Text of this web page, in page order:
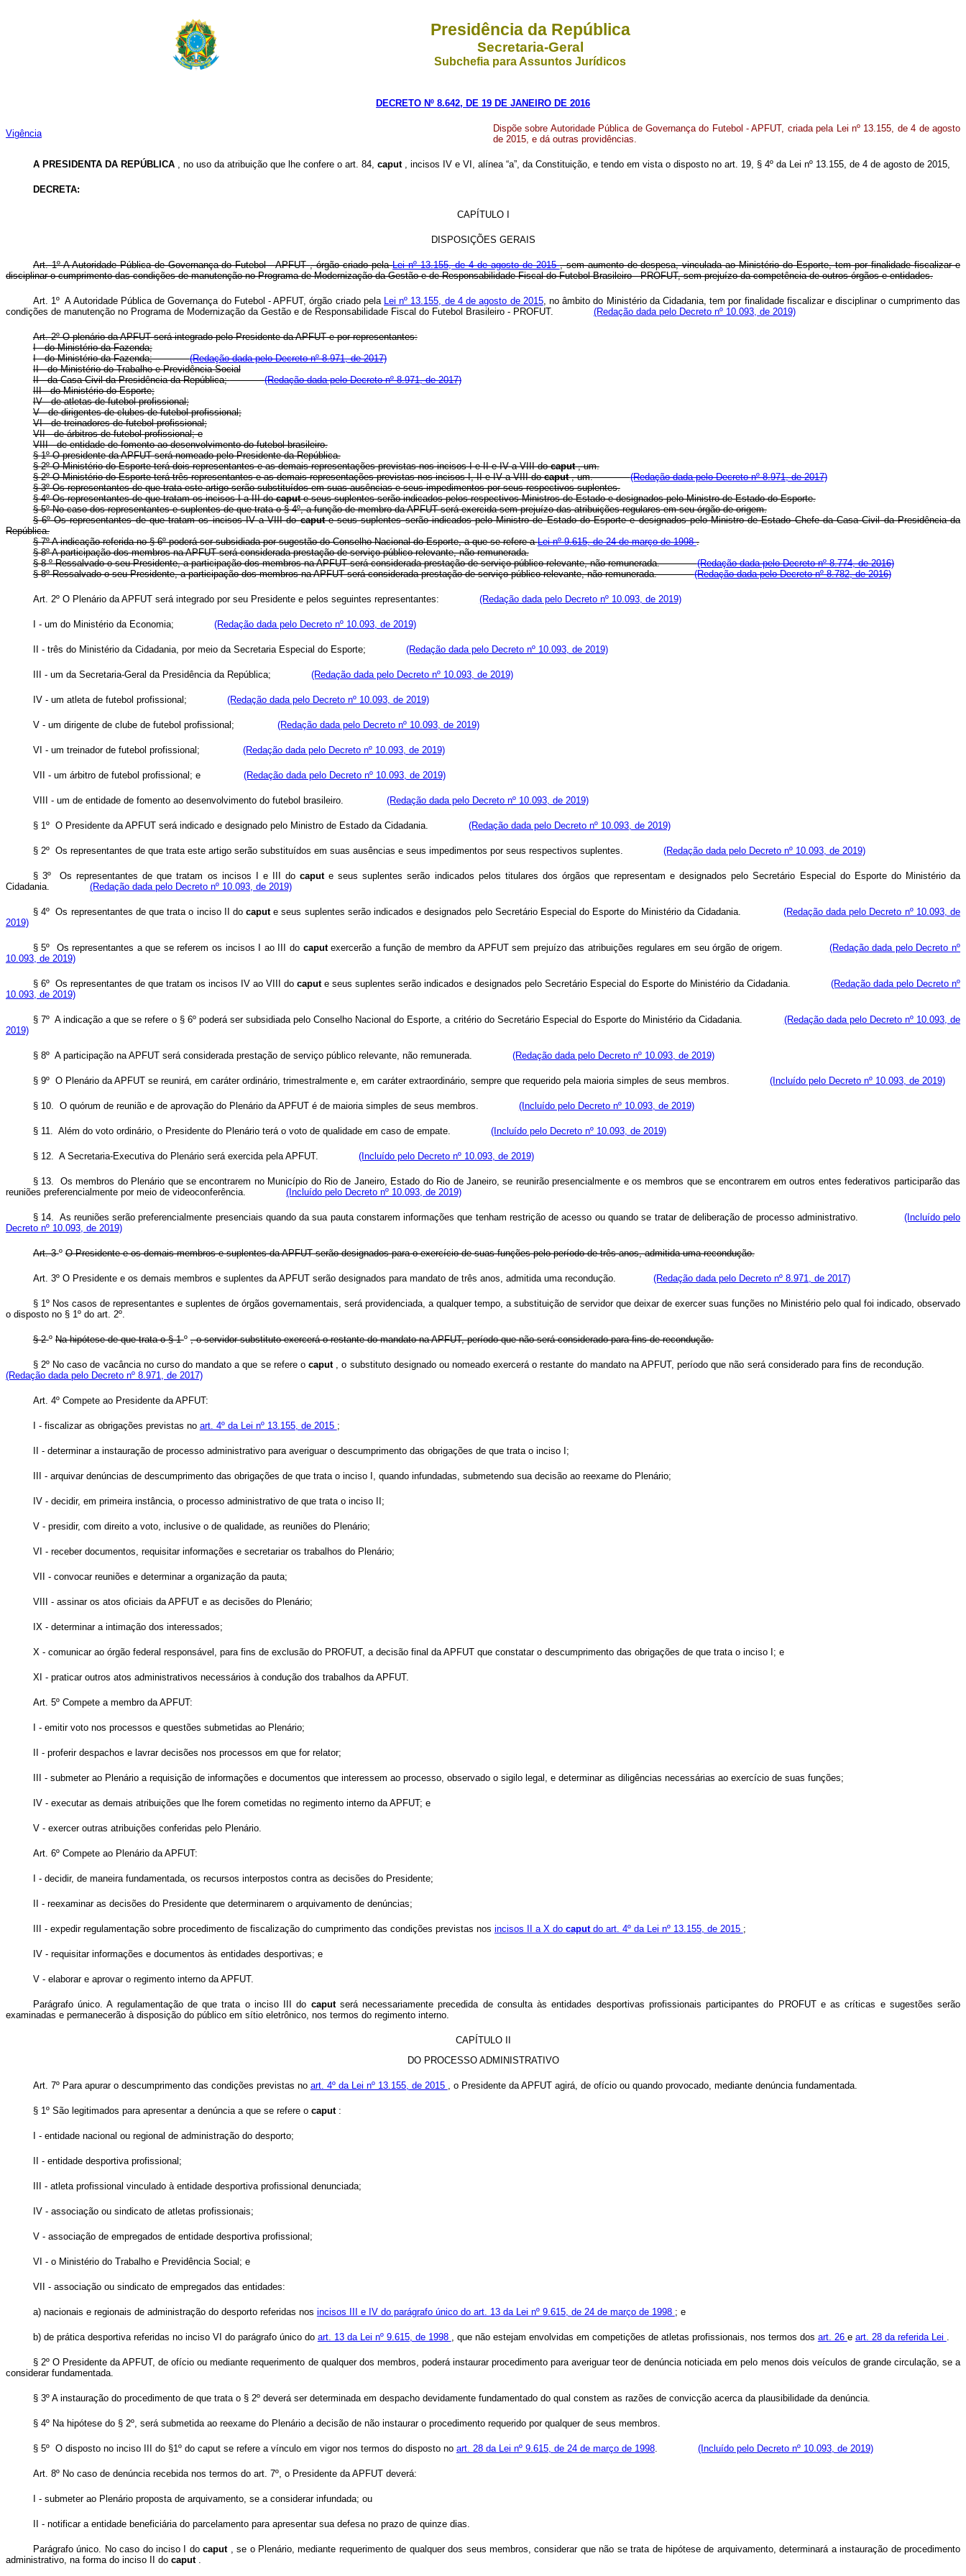
Presidência da República
Secretaria-Geral
Subchefia para Assuntos Jurídicos
DECRETO Nº 8.642, DE 19 DE JANEIRO DE 2016
Vigência
Dispõe sobre Autoridade Pública de Governança do Futebol - APFUT, criada pela Lei nº 13.155, de 4 de agosto
de 2015, e dá outras providências.
A PRESIDENTA DA REPÚBLICA , no uso da atribuição que lhe confere o art. 84, caput , incisos IV e VI, alínea “a”, da Constituição, e tendo em vista o disposto no art. 19, § 4º da Lei nº 13.155, de 4 de agosto de 2015,
DECRETA:
CAPÍTULO I
DISPOSIÇÕES GERAIS
Art. 1º AAutoridade Pública de Governança do Futebol - APFUT, órgão criado pelaLei nº 13.155, de 4 de agosto de 2015, sem aumento de despesa, vinculada ao Ministério do Esporte, tem por finalidade fiscalizar e
disciplinar o cumprimento das condições de manutenção noPrograma de Modernização da Gestão e de Responsabilidade Fiscal do Futebol Brasileiro - PROFUT, sem prejuízo da competência de outros órgãos e entidades.
Art. 1º A Autoridade Pública de Governança do Futebol - APFUT, órgão criado pela Lei nº 13.155, de 4 de agosto de 2015, no âmbito do Ministério da Cidadania, tem por finalidade fiscalizar e disciplinar o cumprimento das
condições de manutenção no Programa de Modernização da Gestão e de Responsabilidade Fiscal do Futebol Brasileiro - PROFUT. (Redação dada pelo Decreto nº 10.093, de 2019)
Art. 2º O plenário da APFUT será integrado pelo Presidente da APFUT e por representantes:
I - do Ministério da Fazenda;
I - do Ministério da Fazenda;(Redação dada pelo Decreto nº 8.971, de 2017)
II - do Ministério do Trabalho e Previdência Social
II - da Casa Civil da Presidência da República;
(Redação dada pelo Decreto nº 8.971, de 2017)
III - do Ministério do Esporte;
IV - de atletas de futebol profissional;
V - de dirigentes de clubes de futebol profissional;
VI - de treinadores de futebol profissional;
VII - de árbitros de futebol profissional; e
VIII - de entidade de fomento ao desenvolvimento do futebol brasileiro.
§ 1º O presidente da APFUT será nomeado pelo Presidente da República.
§ 2º O Ministério do Esporte terá dois representantes e as demais representações previstas nos incisos I e II e IV a VIII docaput, um.
§ 2º O Ministério do Esporte terá três representantes e as demais representações previstas nos incisos I, II e IV a VIII docaput, um.(Redação dada pelo Decreto nº 8.971, de 2017)
§ 3º Os representantes de que trata este artigo serão substituídos em suas ausências e seus impedimentos por seus respectivos suplentes.
§ 4º Os representantes de que tratam os incisos I a III docapute seus suplentes serão indicados pelos respectivos Ministros de Estado e designados pelo Ministro de Estado do Esporte.
§ 5º No caso dos representantes e suplentes de que trata o § 4º, a função de membro da APFUT será exercida sem prejuízo das atribuições regulares em seu órgão de origem.
§ 6º Os representantes de que tratam os incisos IV a VIII docapute seus suplentes serão indicados pelo Ministro de Estado do Esporte e designados pelo Ministro de Estado Chefe da Casa Civil da Presidência da
República.
§ 7º A indicação referida no § 6º poderá ser subsidiada por sugestão do Conselho Nacional do Esporte, a que se refere aLei nº 9.615, de 24 de março de 1998.
§ 8º A participação dos membros na APFUT será considerada prestação de serviço público relevante, não remunerada.
§ 8 º Ressalvado o seu Presidente, a participação dos membros na APFUT será considerada prestação de serviço público relevante, não remunerada.(Redação dada pelo Decreto nº 8.774, de 2016)
§ 8º Ressalvado o seu Presidente, a participação dos membros na APFUT será considerada prestação de serviço público relevante, não remunerada.(Redação dada pelo Decreto nº 8.782, de 2016)
Art. 2º O Plenário da APFUT será integrado por seu Presidente e pelos seguintes representantes: (Redação dada pelo Decreto nº 10.093, de 2019)
I - um do Ministério da Economia; (Redação dada pelo Decreto nº 10.093, de 2019)
II - três do Ministério da Cidadania, por meio da Secretaria Especial do Esporte; (Redação dada pelo Decreto nº 10.093, de 2019)
III - um da Secretaria-Geral da Presidência da República; (Redação dada pelo Decreto nº 10.093, de 2019)
IV - um atleta de futebol profissional; (Redação dada pelo Decreto nº 10.093, de 2019)
V - um dirigente de clube de futebol profissional; (Redação dada pelo Decreto nº 10.093, de 2019)
VI - um treinador de futebol profissional; (Redação dada pelo Decreto nº 10.093, de 2019)
VII - um árbitro de futebol profissional; e (Redação dada pelo Decreto nº 10.093, de 2019)
VIII - um de entidade de fomento ao desenvolvimento do futebol brasileiro. (Redação dada pelo Decreto nº 10.093, de 2019)
§ 1º O Presidente da APFUT será indicado e designado pelo Ministro de Estado da Cidadania. (Redação dada pelo Decreto nº 10.093, de 2019)
§ 2º Os representantes de que trata este artigo serão substituídos em suas ausências e seus impedimentos por seus respectivos suplentes. (Redação dada pelo Decreto nº 10.093, de 2019)
§ 3º Os representantes de que tratam os incisos I e III docapute seus suplentes serão indicados pelos titulares dos órgãos que representam e designados pelo Secretário Especial do Esporte do Ministério da
Cidadania.
(Redação dada pelo Decreto nº 10.093, de 2019)
§ 4º Os representantes de que trata o inciso II docapute seus suplentes serão indicados e designados pelo Secretário Especial do Esporte do Ministério da Cidadania.
(Redação dada pelo Decreto nº 10.093, de
2019)
§ 5º Os representantes a que se referem os incisos I ao III do caputexercerão a função de membro da APFUT sem prejuízo das atribuições regulares em seu órgão de origem.
(Redação dada pelo Decreto nº
10.093, de 2019)
§ 6º Os representantes de que tratam os incisos IV ao VIII docapute seus suplentes serão indicados e designados pelo Secretário Especial do Esporte do Ministério da Cidadania.
(Redação dada pelo Decreto nº
10.093, de 2019)
§ 7º A indicação a que se refere o § 6º poderá ser subsidiada pelo Conselho Nacional do Esporte, a critério do Secretário Especial do Esporte do Ministério da Cidadania.
(Redação dada pelo Decreto nº 10.093, de
2019)
§ 8º A participação na APFUT será considerada prestação de serviço público relevante, não remunerada. (Redação dada pelo Decreto nº 10.093, de 2019)
§ 9º O Plenário da APFUT se reunirá, em caráter ordinário, trimestralmente e, em caráter extraordinário, sempre que requerido pela maioria simples de seus membros. (Incluído pelo Decreto nº 10.093, de 2019)
§ 10. O quórum de reunião e de aprovação do Plenário da APFUT é de maioria simples de seus membros. (Incluído pelo Decreto nº 10.093, de 2019)
§ 11. Além do voto ordinário, o Presidente do Plenário terá o voto de qualidade em caso de empate. (Incluído pelo Decreto nº 10.093, de 2019)
§ 12. A Secretaria-Executiva do Plenário será exercida pela APFUT. (Incluído pelo Decreto nº 10.093, de 2019)
§ 13. Os membros do Plenário que se encontrarem no Município do Rio de Janeiro, Estado do Rio de Janeiro, se reunirão presencialmente e os membros que se encontrarem em outros entes federativos participarão das
reuniões preferencialmente por meio de videoconferência.
(Incluído pelo Decreto nº 10.093, de 2019)
§ 14. As reuniões serão preferencialmente presenciais quando da sua pauta constarem informações que tenham restrição de acesso ou quando se tratar de deliberação de processo administrativo.
(Incluído pelo
Decreto nº 10.093, de 2019)
Art. 3ºO Presidente e os demais membros e suplentes da APFUT serão designados para o exercício de suas funções pelo período de três anos, admitida uma recondução.
Art. 3º O Presidente e os demais membros e suplentes da APFUT serão designados para mandato de três anos, admitida uma recondução. (Redação dada pelo Decreto nº 8.971, de 2017)
§ 1º Nos casos de representantes e suplentes de órgãos governamentais, será providenciada, a qualquer tempo, a substituição de servidor que deixar de exercer suas funções no Ministério pelo qual foi indicado, observado
o disposto no § 1º do art. 2º.
§ 2ºNa hipótese de que trata o § 1º, o servidor substituto exercerá o restante do mandato na APFUT, período que não será considerado para fins de recondução.
§ 2º No caso de vacância no curso do mandato a que se refere ocaput , o substituto designado ou nomeado exercerá o restante do mandato na APFUT, período que não será considerado para fins de recondução.
(Redação dada pelo Decreto nº 8.971, de 2017)
Art. 4º Compete ao Presidente da APFUT:
I - fiscalizar as obrigações previstas no art. 4º da Lei nº 13.155, de 2015 ;
II - determinar a instauração de processo administrativo para averiguar o descumprimento das obrigações de que trata o inciso I;
III - arquivar denúncias de descumprimento das obrigações de que trata o inciso I, quando infundadas, submetendo sua decisão ao reexame do Plenário;
IV - decidir, em primeira instância, o processo administrativo de que trata o inciso II;
V - presidir, com direito a voto, inclusive o de qualidade, as reuniões do Plenário;
VI - receber documentos, requisitar informações e secretariar os trabalhos do Plenário;
VII - convocar reuniões e determinar a organização da pauta;
VIII - assinar os atos oficiais da APFUT e as decisões do Plenário;
IX - determinar a intimação dos interessados;
X - comunicar ao órgão federal responsável, para fins de exclusão do PROFUT, a decisão final da APFUT que constatar o descumprimento das obrigações de que trata o inciso I; e
XI - praticar outros atos administrativos necessários à condução dos trabalhos da APFUT.
Art. 5º Compete a membro da APFUT:
I - emitir voto nos processos e questões submetidas ao Plenário;
II - proferir despachos e lavrar decisões nos processos em que for relator;
III - submeter ao Plenário a requisição de informações e documentos que interessem ao processo, observado o sigilo legal, e determinar as diligências necessárias ao exercício de suas funções;
IV - executar as demais atribuições que lhe forem cometidas no regimento interno da APFUT; e
V - exercer outras atribuições conferidas pelo Plenário.
Art. 6º Compete ao Plenário da APFUT:
I - decidir, de maneira fundamentada, os recursos interpostos contra as decisões do Presidente;
II - reexaminar as decisões do Presidente que determinarem o arquivamento de denúncias;
III - expedir regulamentação sobre procedimento de fiscalização do cumprimento das condições previstas nos incisos II a X do caput do art. 4º da Lei nº 13.155, de 2015 ;
IV - requisitar informações e documentos às entidades desportivas; e
V - elaborar e aprovar o regimento interno da APFUT.
Parágrafo único. A regulamentação de que trata o inciso III do caput será necessariamente precedida de consulta às entidades desportivas profissionais participantes do PROFUT eas críticas e sugestões serão
examinadas e permanecerão à disposição do público em sítio eletrônico, nos termos do regimento interno.
CAPÍTULO II
DO PROCESSO ADMINISTRATIVO
Art. 7º Para apurar o descumprimento das condições previstas no art. 4º da Lei nº 13.155, de 2015 , o Presidente da APFUT agirá, de ofício ou quando provocado, mediante denúncia fundamentada.
§ 1º São legitimados para apresentar a denúncia a que se refere o caput :
I - entidade nacional ou regional de administração do desporto;
II - entidade desportiva profissional;
III - atleta profissional vinculado à entidade desportiva profissional denunciada;
IV - associação ou sindicato de atletas profissionais;
V - associação de empregados de entidade desportiva profissional;
VI - o Ministério do Trabalho e Previdência Social; e
VII - associação ou sindicato de empregados das entidades:
a) nacionais e regionais de administração do desporto referidas nos incisos III e IV do parágrafo único do art. 13 da Lei nº 9.615, de 24 de março de 1998 ; e
b) de prática desportiva referidas no inciso VI do parágrafo único do art. 13 da Lei nº 9.615, de 1998 , que não estejam envolvidas em competições de atletas profissionais, nos termos dos art. 26 e art. 28 da referida Lei .
§ 2º O Presidente da APFUT, de ofício ou mediante requerimento de qualquer dos membros, poderá instaurar procedimento para averiguar teor de denúncia noticiada em pelo menos dois veículos de grande circulação, se a
considerar fundamentada.
§ 3º A instauração do procedimento de que trata o § 2º deverá ser determinada em despacho devidamente fundamentado do qual constem as razões de convicção acerca da plausibilidade da denúncia.
§ 4º Na hipótese do § 2º, será submetida ao reexame do Plenário a decisão de não instaurar o procedimento requerido por qualquer de seus membros.
§ 5º O disposto no inciso III do §1º do caput se refere a vínculo em vigor nos termos do disposto no art. 28 da Lei nº 9.615, de 24 de março de 1998. (Incluído pelo Decreto nº 10.093, de 2019)
Art. 8º No caso de denúncia recebida nos termos do art. 7º, o Presidente da APFUT deverá:
I - submeter ao Plenário proposta de arquivamento, se a considerar infundada; ou
II - notificar a entidade beneficiária do parcelamento para apresentar sua defesa no prazo de quinze dias.
Parágrafo único. No caso do inciso I docaput , se o Plenário, mediante requerimento de qualquer dos seus membros, considerar que não se trata de hipótese de arquivamento, determinará a instauração de procedimento
administrativo, na forma do inciso II do caput .